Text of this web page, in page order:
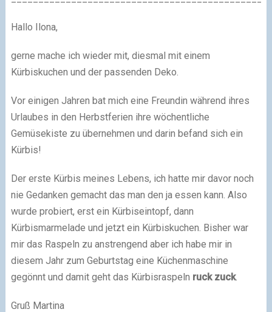
Hallo Ilona,
gerne mache ich wieder mit, diesmal mit einem
Kürbiskuchen und der passenden Deko.
Vor einigen Jahren bat mich eine Freundin während ihres
Urlaubes in den Herbstferien ihre wöchentliche
Gemüsekiste zu übernehmen und darin befand sich ein
Kürbis!
Der erste Kürbis meines Lebens, ich hatte mir davor noch
nie Gedanken gemacht das man den ja essen kann. Also
wurde probiert, erst ein Kürbiseintopf, dann
Kürbismarmelade und jetzt ein Kürbiskuchen. Bisher war
mir das Raspeln zu anstrengend aber ich habe mir in
diesem Jahr zum Geburtstag eine Küchenmaschine
gegönnt und damit geht das Kürbisraspeln ruck zuck.
Gruß Martina